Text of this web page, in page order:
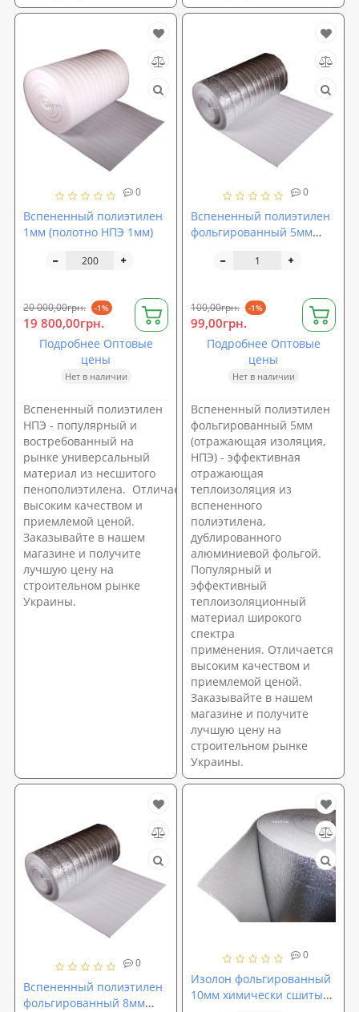
0
Вспененный полиэтилен
1мм (полотно НПЭ 1мм)
20 000,00грн. -1%
19 800,00грн.
Подробнее Оптовые
цены
Нет в наличии
Вспененный полиэтилен
НПЭ - популярный и
востребованный на
рынке универсальный
материал из несшитого
пенополиэтилена. Отличается
высоким качеством и
приемлемой ценой.
Заказывайте в нашем
магазине и получите
лучшую цену на
строительном рынке
Украины.
0
Вспененный полиэтилен
фольгированный 5мм
100,00грн. -1%
99,00грн.
Подробнее Оптовые
цены
Нет в наличии
Вспененный полиэтилен
фольгированный 5мм
(отражающая изоляция,
НПЭ) - эффективная
отражающая
теплоизоляция из
вспененного
полиэтилена,
дублированного
алюминиевой фольгой.
Популярный и
эффективный
теплоизоляционный
материал широкого
спектра
применения. Отличается
высоким качеством и
приемлемой ценой.
Заказывайте в нашем
магазине и получите
лучшую цену на
строительном рынке
Украины.
0
Вспененный полиэтилен
фольгированный 8мм
0
Изолон фольгированный
10мм химически сшитый